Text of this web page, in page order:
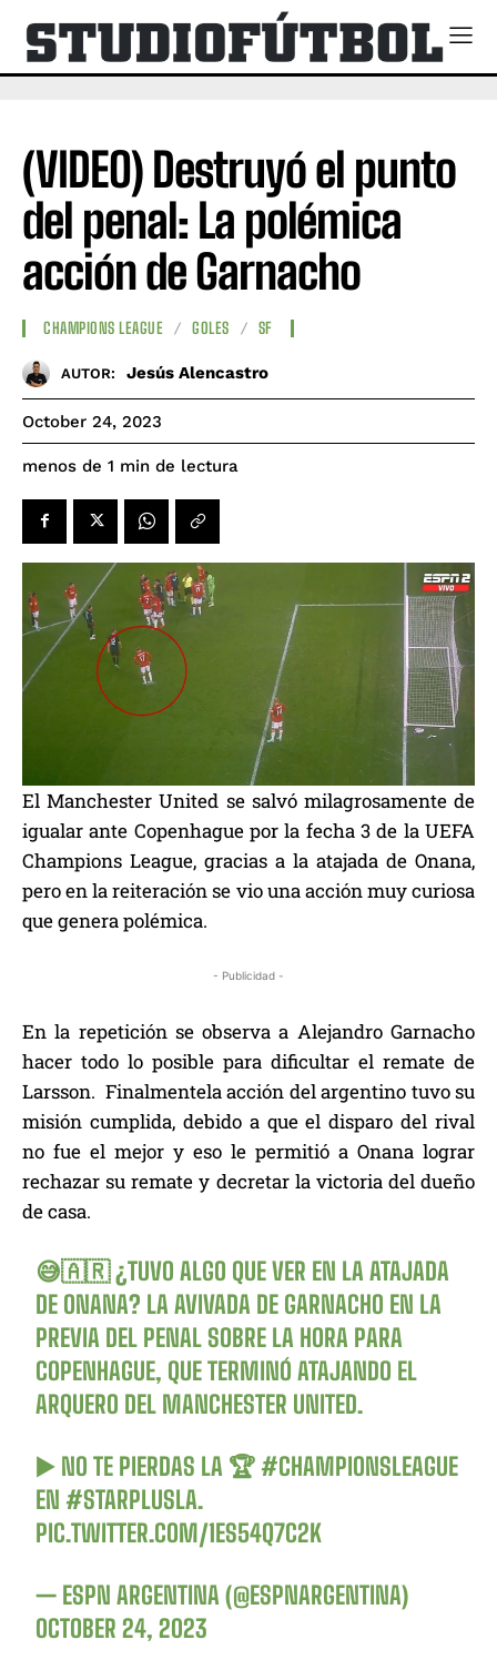
(VIDEO) Destruyó el punto
del penal: La polémica
acción de Garnacho
CHAMPIONS LEAGUE GOLES SF
AUTOR: Jesús Alencastro
October 24, 2023
menos de 1 min de lectura
El Manchester United se salvó milagrosamente de
igualar ante Copenhague por la fecha 3 de la UEFA
Champions League, gracias a la atajada de Onana,
pero en la reiteración se vio una acción muy curiosa
que genera polémica.
- Publicidad -
En la repetición se observa a Alejandro Garnacho
hacer todo lo posible para dificultar el remate de
Larsson. Finalmentela acción del argentino tuvo su
misión cumplida, debido a que el disparo del rival
no fue el mejor y eso le permitió a Onana lograr
rechazar su remate y decretar la victoria del dueño
de casa.
😅🇦🇷 ¿TUVO ALGO QUE VER EN LA ATAJADA
DE ONANA? LA AVIVADA DE GARNACHO EN LA
PREVIA DEL PENAL SOBRE LA HORA PARA
COPENHAGUE, QUE TERMINÓ ATAJANDO EL
ARQUERO DEL MANCHESTER UNITED.
▶️ NO TE PIERDAS LA 🏆#CHAMPIONSLEAGUE
EN#STARPLUSLA.
PIC.TWITTER.COM/1ES54Q7C2K
— ESPN ARGENTINA (@ESPNARGENTINA)
OCTOBER 24, 2023